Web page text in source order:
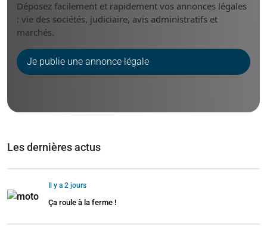
Déposez facilement et rapidement vos annonces légales
: vie des sociétés, judiciaire, avis administratifs et
marchés.
Je publie une annonce légale
Les dernières actus
Il y a 2 jours
Ça roule à la ferme !